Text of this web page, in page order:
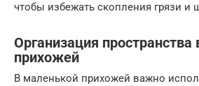
чтобы избежать скопления грязи и
Организация
прихожей
В маленькой прихожей важно